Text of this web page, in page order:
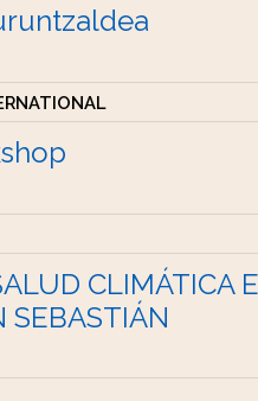
CLIMÁTICA
SEBASTIÁN